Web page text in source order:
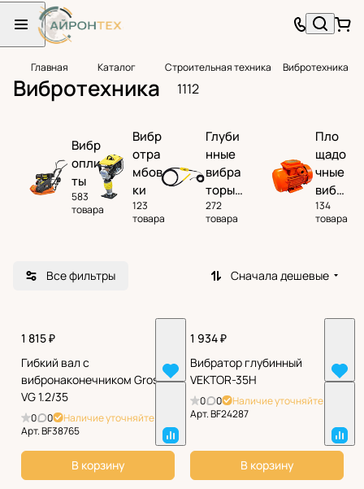
Главная Каталог Строительная техника Вибротехника
Вибротехника 1112
Вибр
опли
ты
583
товара
Вибр
отра
мбов
ки
123
товара
Глуби
нные
вибра
торы
для
бетон
272
товара
Пло
щадо
чные
вибр
атор
ы
134
товара
Все фильтры Сначала дешевые
1 815 ₽
Гибкий вал с
вибронаконечником Grost
VG 1.2/35
0 0
Наличие уточняйте
Арт.BF38765
В корзину
1 934 ₽
Вибратор глубинный
VEKTOR-35H
0 0
Наличие уточняйте
Арт.BF24287
В корзину